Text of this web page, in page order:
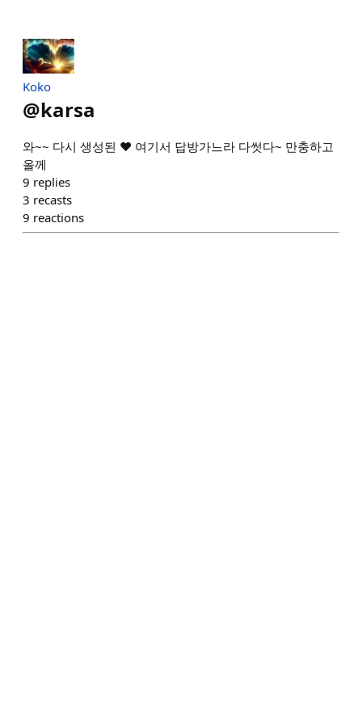
Koko
@karsa
와~~ 다시 생성된 ❤️ 여기서 답방가느라 다썻다~ 만충하고
올께
9 replies
3 recasts
9 reactions